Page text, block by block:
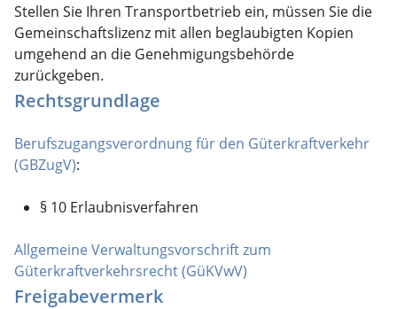
Stellen Sie Ihren Transportbetrieb ein, müssen Sie die
Gemeinschaftslizenz mit allen beglaubigten Kopien
umgehend an die Genehmigungsbehörde
zurückgeben.
Rechtsgrundlage
Berufszugangsverordnung für den Güterkraftverkehr
(GBZugV):
§ 10 Erlaubnisverfahren
Allgemeine Verwaltungsvorschrift zum
Güterkraftverkehrsrecht (GüKVwV)
Freigabevermerk